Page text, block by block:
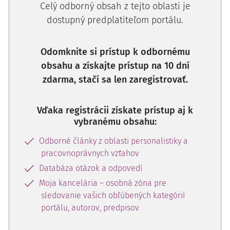
oblasť súkromného práva, teda platí aj pre pracovné
právo. Pokiaľ by sa totiž zohľadňovali len ustanovenia § 20
zmluvu, keďže jej právna úprava je predmetom
Občianskeho zákonníka, ktorý upravuje jej vznik
a náležitosti pre súkromné právo.
či akéhokoľvek právneho úkonu je predmetom
Občianskeho zákonníka a je plne využiteľná aj na
úpravu na tieto právne vzťahy použiť.
Odstúpenie od zmluvy je vždy jednostranným právnym
úkonom subjektu daného právneho vzťahu. V rámci
pracovnoprávneho vzťahu sú jeho subjektmi zamestnanec
a zamestnávateľ, a preto môže odstúpiť od zmluvy len
niektorý z týchto subjektov. Súhlasný právny úkon
Celý odborný obsah z tejto oblasti je
dostupný predplatiteľom portálu.
Odomknite si prístup k odbornému
obsahu a získajte prístup na 10 dní
zdarma, stačí sa len zaregistrovať.
Vďaka registrácii získate prístup aj k
vybranému obsahu:
Odborné články z oblasti personalistiky a
pracovnoprávnych vzťahov
Databáza otázok a odpovedí
Moja kancelária – osobná zóna pre
sledovanie vašich obľúbených kategórií
portálu, autorov, predpisov